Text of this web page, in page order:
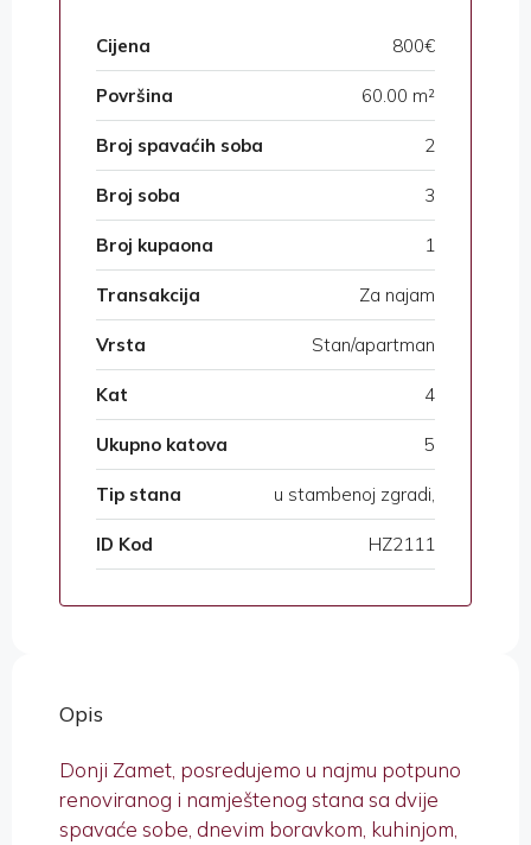
Cijena 800€
Površina 60.00 m²
Broj spavaćih soba 2
Broj soba 3
Broj kupaona 1
Transakcija Za najam
Vrsta Stan/apartman
Kat 4
Ukupno katova 5
Tip stana u stambenoj zgradi,
ID Kod HZ2111
Opis
Donji Zamet, posredujemo u najmu potpuno
renoviranog i namještenog stana sa dvije
spavaće sobe, dnevim boravkom, kuhinjom,